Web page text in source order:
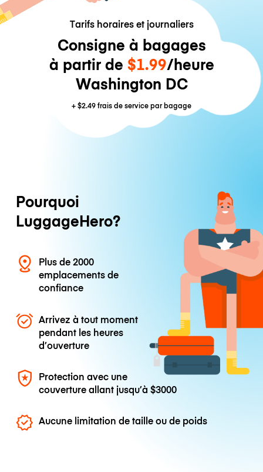
Tarifs horaires et journaliers
Consigne à bagages
à partir de $1.99/heure
Washington DC
+$2.49frais de service par bagage
Pourquoi
LuggageHero?
Plus de 2000
emplacements de
confiance
Arrivez à tout moment
pendant les heures
d’ouverture
Protection avec une
couverture allant jusqu’à$3000
Aucune limitation de taille ou de poids